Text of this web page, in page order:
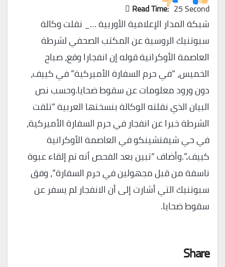
Read Time: 25 Second
شبكة المدار الإعلامية الأوربية …_ نقلت وكالة
سبوتنيك الروسية عن المكتب الصحفي لشرطة
العاصمة الأوكرانية قوله إن انفجارا وقع، صباح
الخميس، “في حرم السفارة الأميركية” في كييف،
دون ورود معلومات عن سقوط ضحايا.وحسب نص
البيان الذي نقلته الوكالة بنسختها العربية “تلقت
الشرطة خبرا عن انفجار في حرم السفارة الأميركية،
في حي شيفتشينكو في العاصمة الأوكرانية
كييف..”.وأضاف “تبين بعد الفحص أنه تم إلقاء عبوة
ناسفة من قبل مجهولين في حرم السفارة”، وفق
سبوتنيك التي أشارت إلى أن الانفجار لم يسفر عن
سقوط ضحايا.
Share